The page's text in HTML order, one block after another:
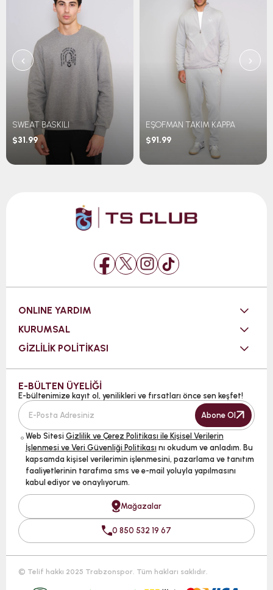
SWEAT BASKILI
$31.99
EŞOFMAN TAKIM KAPPA
$91.99
‹ ›
ONLINE YARDIM
KURUMSAL
GİZLİLİK POLİTİKASI
E-BÜLTEN ÜYELİĞİ
E-bültenimize kayıt ol, yenilikleri ve fırsatları önce sen keşfet!
Abone Ol
Web Sitesi Gizlilik ve Çerez Politikası ile Kişisel Verilerin
İşlenmesi ve Veri Güvenliği Politikası nı okudum ve anladım. Bu
kapsamda kişisel verilerimin işlenmesini, pazarlama ve tanıtım
faaliyetlerinin tarafıma sms ve e-mail yoluyla yapılmasını
kabul ediyor ve onaylıyorum.
Mağazalar
0 850 532 19 67
© Telif hakkı 2025 Trabzonspor. Tüm hakları saklıdır.